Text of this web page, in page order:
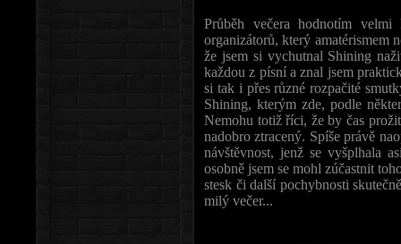
Průběh večera hodnotím
organizátorů, který amatérismem
že jsem si vychutnal Shining
každou z písní a znal jsem
si tak i přes různé rozpačité
Shining, kterým zde, podle
Nemohu totiž říci, že by čas
nadobro ztracený. Spíše právě
návštěvnost, jenž se vyšplhala
osobně jsem se mohl zúčastnit
stesk či další pochybnosti
milý večer...